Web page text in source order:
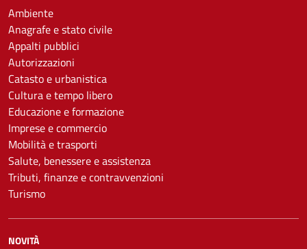
Ambiente
Anagrafe e stato civile
Appalti pubblici
Autorizzazioni
Catasto e urbanistica
Cultura e tempo libero
Educazione e formazione
Imprese e commercio
Mobilità e trasporti
Salute, benessere e assistenza
Tributi, finanze e contravvenzioni
Turismo
NOVITÀ